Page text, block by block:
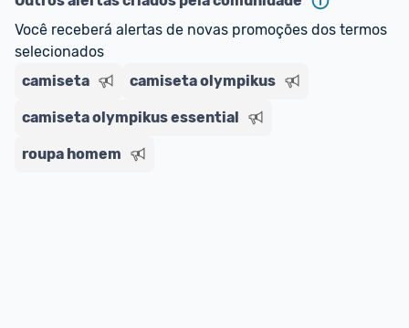
regras do cartão N Card, clique aqui.
Entrega Expressa: A partir de 2 dias úteis.*
*Confira aqui
Você receberá alertas de novas promoções dos termos
selecionados
camiseta
camiseta olympikus
camiseta olympikus essential
roupa homem